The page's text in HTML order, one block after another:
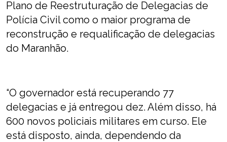
Plano de Reestruturação de Delegacias de
Polícia Civil como o maior programa de
reconstrução e requalificação de delegacias
do Maranhão.
“O governador está recuperando 77
delegacias e já entregou dez. Além disso, há
600 novos policiais militares em curso. Ele
está disposto, ainda, dependendo da